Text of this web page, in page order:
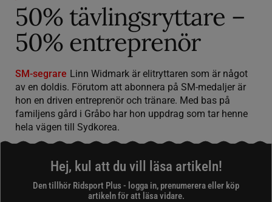
50% tävlingsryttare –
50% entreprenör
SM-segrare Linn Widmark är elitryttaren som är något
av en doldis. Förutom att abonnera på SM-medaljer är
hon en driven entreprenör och tränare. Med bas på
familjens gård i Gråbo har hon uppdrag som tar henne
hela vägen till Sydkorea.
Hej, kul att du vill läsa artikeln!
Den tillhör Ridsport Plus - logga in, prenumerera eller köp
artikeln för att läsa vidare.